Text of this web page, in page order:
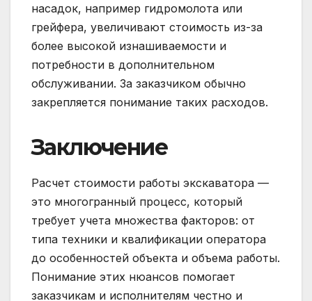
насадок, например гидромолота или
грейфера, увеличивают стоимость из-за
более высокой изнашиваемости и
потребности в дополнительном
обслуживании. За заказчиком обычно
закрепляется понимание таких расходов.
Заключение
Расчет стоимости работы экскаватора —
это многогранный процесс, который
требует учета множества факторов: от
типа техники и квалификации оператора
до особенностей объекта и объема работы.
Понимание этих нюансов помогает
заказчикам и исполнителям честно и